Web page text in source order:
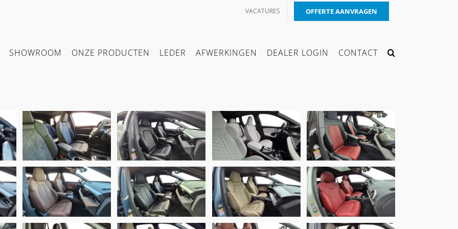
VACATURES OFFERTE AANVRAGEN
SHOWROOM ONZE PRODUCTEN LEDER AFWERKINGEN DEALER LOGIN CONTACT
Audi Q4 E-tron,
Alba Buffalino
A0500 Zwart &
Alcantara Charcoal
grey
Audi A6 C9, Alba
Eco-Nappa A-
N0500-E Zwart
Audi Q4, Alba Eco-
leather A4835-E Wit
Audi A5, Alba
Buffalino Zwart A-
0500 & Alba
Buffalino Bordeaux
A4737
Audi Q6 e-tron,
Alba Buffalino
Leder Kaneelbruin
Audi Q6 E-Tron S-
line, Alba Nappa
Leder Zwart
Audi Q4 E-tron,
Alba Nappa eco-
leather® Pearl
Audi Q2, Alba
Buffalino Leder
Bordeaux Rood